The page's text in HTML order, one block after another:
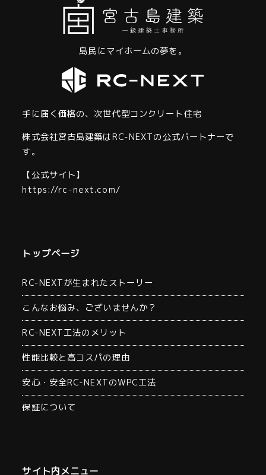
島民にマイホームの夢を。
手に届く価格の、次世代型コンクリート住宅
株式会社宮古島建築はRC-NEXTの公式パートナーで
す。
【公式サイト】
https://rc-next.com/
トップページ
RC-NEXTが生まれたストーリー
こんなお悩み、ございませんか？
RC-NEXT工法のメリット
性能比較と高コスパの理由
安心・安全RC-NEXTのWPC工法
保証について
サイト内メニュー